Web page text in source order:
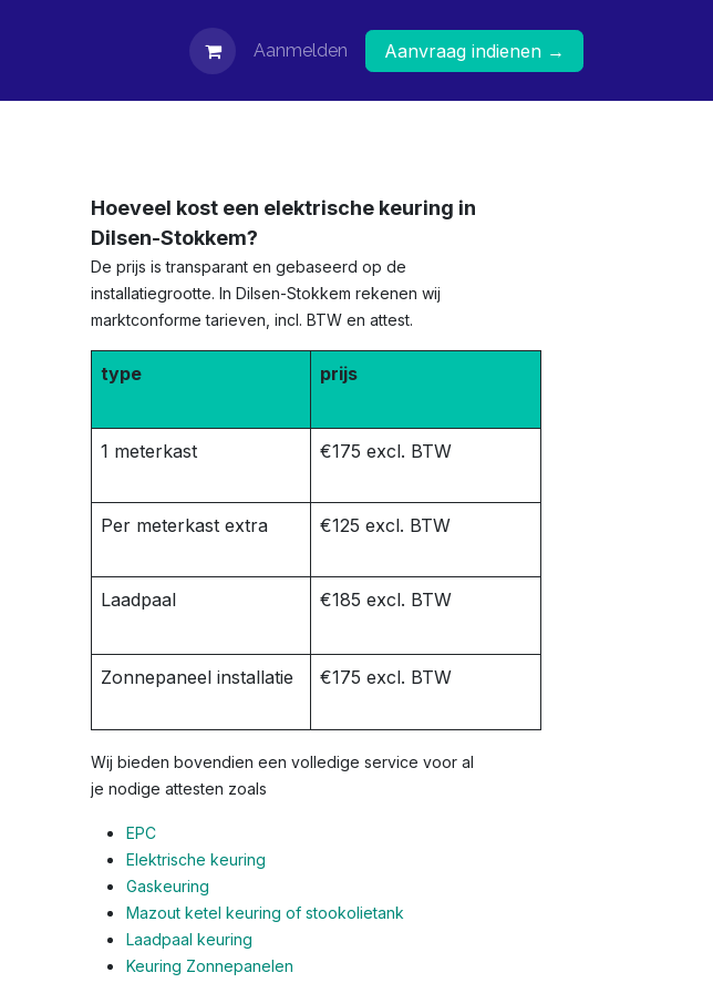
Contact Aanmelden Aanvraag indienen →
Hoeveel kost een elektrische keuring in
Dilsen-Stokkem?
De prijs is transparant en gebaseerd op de
installatiegrootte. In Dilsen-Stokkem rekenen wij
marktconforme tarieven, incl. BTW en attest.
type prijs
1 meterkast €175 excl. BTW
Per meterkast extra €125 excl. BTW
Laadpaal €185 excl. BTW
Zonnepaneel installatie €175 excl. BTW
Wij bieden bovendien een volledige service voor al
je nodige attesten zoals
EPC
Elektrische keuring
Gaskeuring
Mazout ketel keuring of stookolietank
Laadpaal keuring
Keuring Zonnepanelen